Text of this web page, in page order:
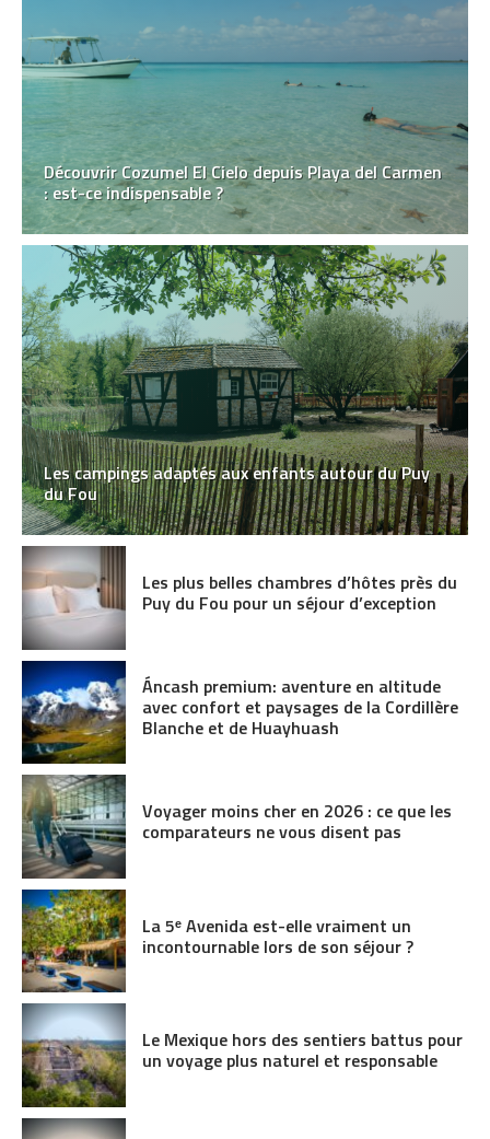
Découvrir Cozumel El Cielo depuis Playa del Carmen
: est-ce indispensable ?
Les campings adaptés aux enfants autour du Puy
du Fou
Les plus belles chambres d’hôtes près du
Puy du Fou pour un séjour d’exception
Áncash premium: aventure en altitude
avec confort et paysages de la Cordillère
Blanche et de Huayhuash
Voyager moins cher en 2026 : ce que les
comparateurs ne vous disent pas
La 5ᵉ Avenida est-elle vraiment un
incontournable lors de son séjour ?
Le Mexique hors des sentiers battus pour
un voyage plus naturel et responsable